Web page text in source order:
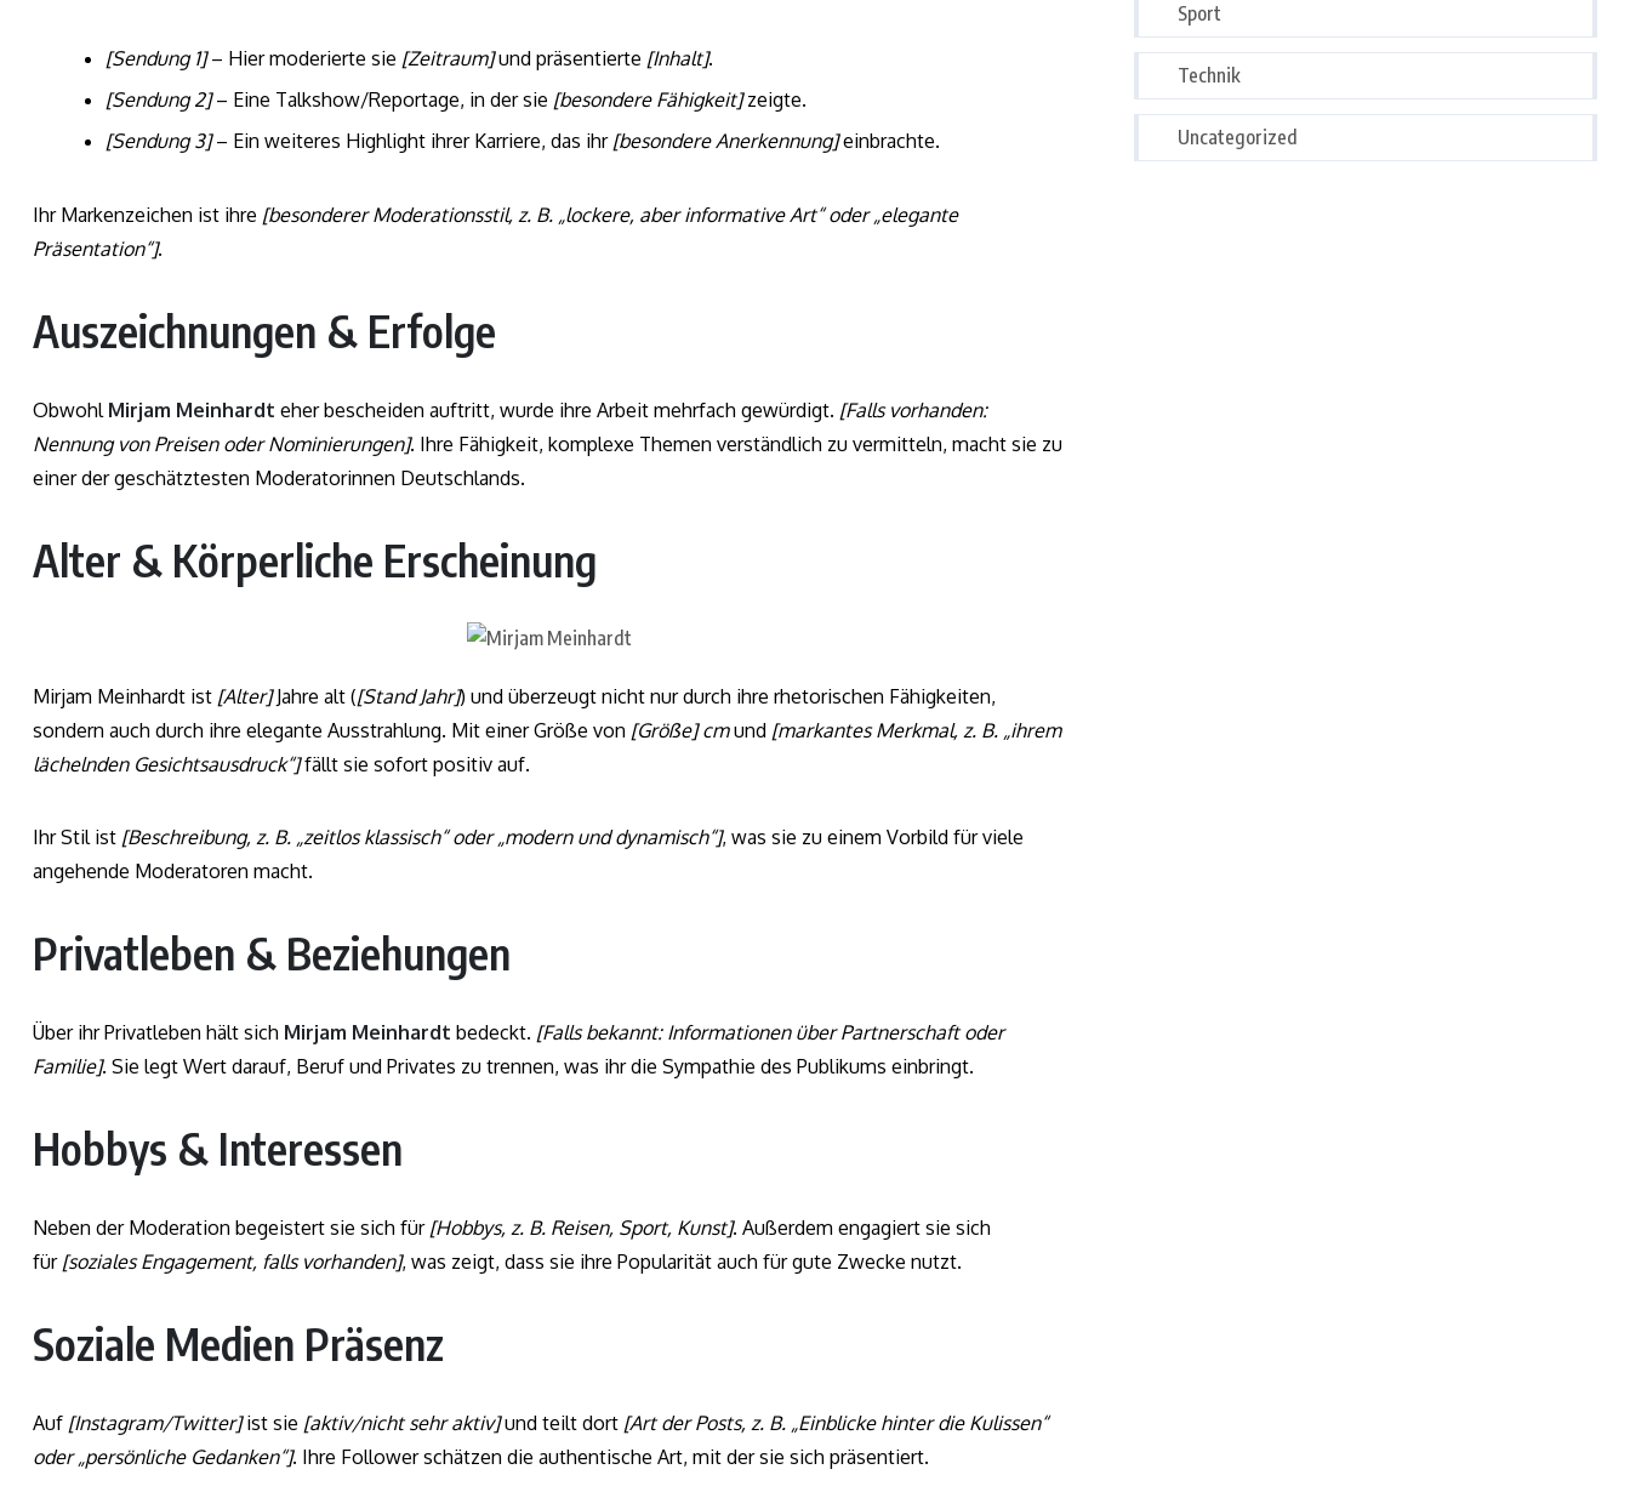
[Sendung 1]– Hier moderierte sie [Zeitraum]und präsentierte [Inhalt].
[Sendung 2]– Eine Talkshow/Reportage, in der sie [besondere Fähigkeit]zeigte.
[Sendung 3]– Ein weiteres Highlight ihrer Karriere, das ihr [besondere Anerkennung]einbrachte.
Ihr Markenzeichen ist ihre [besonderer Moderationsstil, z. B. „lockere, aber informative Art“ oder „elegante
Präsentation“].
Auszeichnungen & Erfolge
Obwohl Mirjam Meinhardt eher bescheiden auftritt, wurde ihre Arbeit mehrfach gewürdigt. [Falls vorhanden:
Nennung von Preisen oder Nominierungen]. Ihre Fähigkeit, komplexe Themen verständlich zu vermitteln, macht sie zu
einer der geschätztesten Moderatorinnen Deutschlands.
Alter & Körperliche Erscheinung
Mirjam Meinhardt ist [Alter]Jahre alt ([Stand Jahr]) und überzeugt nicht nur durch ihre rhetorischen Fähigkeiten,
sondern auch durch ihre elegante Ausstrahlung. Mit einer Größe von [Größe] cmund [markantes Merkmal, z. B. „ihrem
lächelnden Gesichtsausdruck“]fällt sie sofort positiv auf.
Ihr Stil ist [Beschreibung, z. B. „zeitlos klassisch“ oder „modern und dynamisch“], was sie zu einem Vorbild für viele
angehende Moderatoren macht.
Privatleben & Beziehungen
Über ihr Privatleben hält sich Mirjam Meinhardt bedeckt. [Falls bekannt: Informationen über Partnerschaft oder
Familie]. Sie legt Wert darauf, Beruf und Privates zu trennen, was ihr die Sympathie des Publikums einbringt.
Hobbys & Interessen
Neben der Moderation begeistert sie sich für [Hobbys, z. B. Reisen, Sport, Kunst]. Außerdem engagiert sie sich
für [soziales Engagement, falls vorhanden], was zeigt, dass sie ihre Popularität auch für gute Zwecke nutzt.
Soziale Medien Präsenz
Auf [Instagram/Twitter]ist sie [aktiv/nicht sehr aktiv]und teilt dort [Art der Posts, z. B. „Einblicke hinter die Kulissen“
oder „persönliche Gedanken“]. Ihre Follower schätzen die authentische Art, mit der sie sich präsentiert.
Sport
Technik
Uncategorized